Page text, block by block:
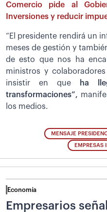
Comercio pide al
Inversiones y reducir
“El presidente rendirá un
meses de gestión y
de esto que nos ha
ministros y
insistir en que ha
transformaciones”,
los medios.
MENSAJE
EMPRESAS
Economía
Empresarios